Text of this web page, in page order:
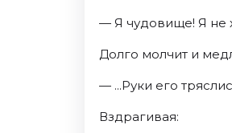
— Я чудовище! Я не
Долго молчит и
— ...Руки его
Вздрагивая: